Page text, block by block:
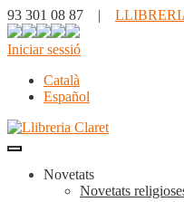
93 301 08 87 |
Iniciar sessió
Català
Español
Novetats
Novetats